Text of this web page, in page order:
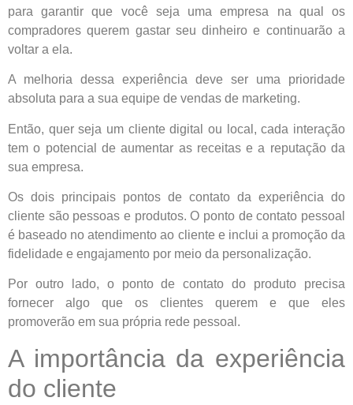
para garantir que você seja uma empresa na qual os
compradores querem gastar seu dinheiro e continuarão a
voltar a ela.
A melhoria dessa experiência deve ser uma prioridade
absoluta para a sua equipe de vendas de marketing.
Então, quer seja um cliente digital ou local, cada interação
tem o potencial de aumentar as receitas e a reputação da
sua empresa.
Os dois principais pontos de contato da experiência do
cliente são pessoas e produtos. O ponto de contato pessoal
é baseado no atendimento ao cliente e inclui a promoção da
fidelidade e engajamento por meio da personalização.
Por outro lado, o ponto de contato do produto precisa
fornecer algo que os clientes querem e que eles
promoverão em sua própria rede pessoal.
A importância da experiência
do cliente